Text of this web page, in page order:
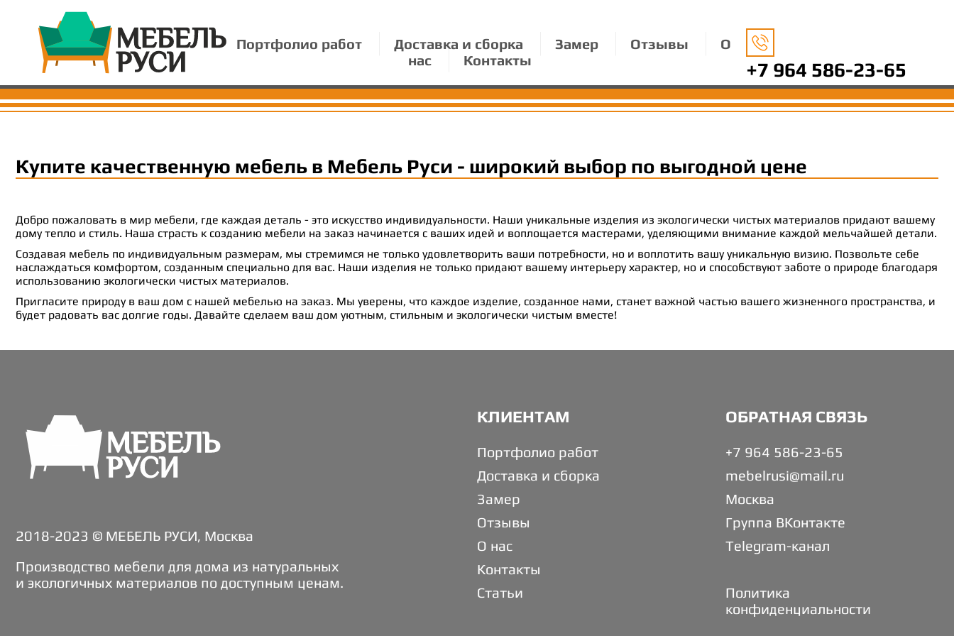
Портфолио работ Доставка и сборка Замер Отзывы
О
нас
Контакты +7 964 586-23-65
Купите качественную мебель в Мебель Руси - широкий выбор по выгодной цене
Добро пожаловать в мир мебели, где каждая деталь - это искусство индивидуальности. Наши уникальные изделия из экологически чистых материалов придают вашему
дому тепло и стиль. Наша страсть к созданию мебели на заказ начинается с ваших идей и воплощается мастерами, уделяющими внимание каждой мельчайшей детали.
Создавая мебель по индивидуальным размерам, мы стремимся не только удовлетворить ваши потребности, но и воплотить вашу уникальную визию. Позвольте себе
наслаждаться комфортом, созданным специально для вас. Наши изделия не только придают вашему интерьеру характер, но и способствуют заботе о природе благодаря
использованию экологически чистых материалов.
Пригласите природу в ваш дом с нашей мебелью на заказ. Мы уверены, что каждое изделие, созданное нами, станет важной частью вашего жизненного пространства, и
будет радовать вас долгие годы. Давайте сделаем ваш дом уютным, стильным и экологически чистым вместе!
2018-2023 © МЕБЕЛЬ РУСИ, Москва
Производство мебели для дома из натуральных
и экологичных материалов по доступным ценам.
КЛИЕНТАМ
Портфолио работ
Доставка и сборка
Замер
Отзывы
О нас
Контакты
Статьи
ОБРАТНАЯ СВЯЗЬ
+7 964 586-23-65
mebelrusi@mail.ru
Москва
Группа ВКонтакте
Telegram-канал
Политика
конфиденциальности